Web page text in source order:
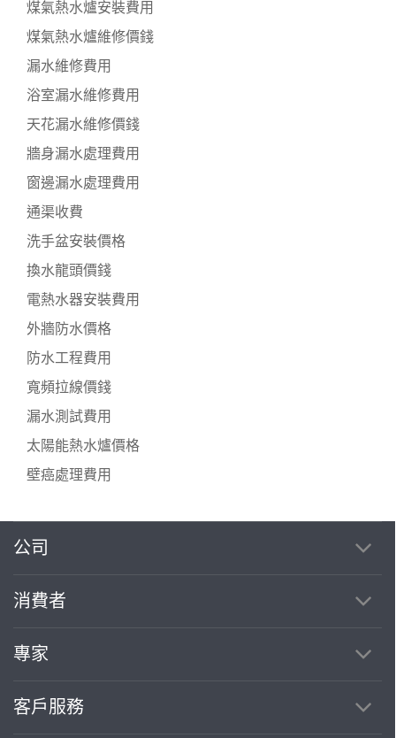
煤氣熱水爐安裝費用
煤氣熱水爐維修價錢
漏水維修費用
浴室漏水維修費用
天花漏水維修價錢
牆身漏水處理費用
窗邊漏水處理費用
通渠收費
洗手盆安裝價格
換水龍頭價錢
電熱水器安裝費用
外牆防水價格
防水工程費用
寬頻拉線價錢
漏水測試費用
太陽能熱水爐價格
壁癌處理費用
公司
消費者
專家
客戶服務